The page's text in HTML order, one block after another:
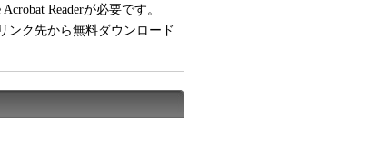
Readerが必要です。
ンク先から無料ダウンロード